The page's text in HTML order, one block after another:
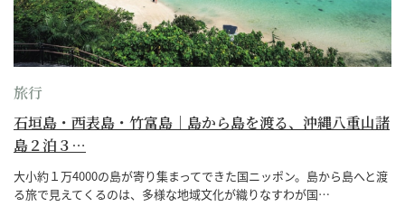
旅行
石垣島・西表島・竹富島｜島から島を渡る、沖縄八重山諸
島２泊３…
大小約１万4000の島が寄り集まってできた国ニッポン。島から島へと渡
る旅で見えてくるのは、多様な地域文化が織りなすわが国…